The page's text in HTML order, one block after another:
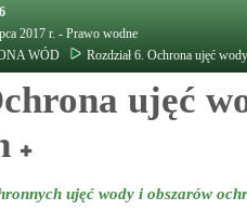
2017 r. - Prawo wodne
WÓD Rozdział 6. Ochrona ujęć
ujęć
ujęć wody i obszarów